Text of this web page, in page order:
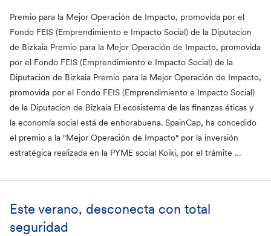
Premio para la Mejor Operación de Impacto, promovida por el
Fondo FEIS (Emprendimiento e Impacto Social) de la Diputacion
de Bizkaia Premio para la Mejor Operación de Impacto, promovida
por el Fondo FEIS (Emprendimiento e Impacto Social) de la
Diputacion de Bizkaia Premio para la Mejor Operación de Impacto,
promovida por el Fondo FEIS (Emprendimiento e Impacto Social)
de la Diputacion de Bizkaia El ecosistema de las finanzas éticas y
la economía social está de enhorabuena. SpainCap, ha concedido
el premio a la "Mejor Operación de Impacto" por la inversión
estratégica realizada en la PYME social Koiki, por el trámite …
Este verano, desconecta con total
seguridad
Asamblea 126
Páginas 107
Comunicados de prensa 77
FAQ 71
Glosario 37
GIT 18
Categoría artículos